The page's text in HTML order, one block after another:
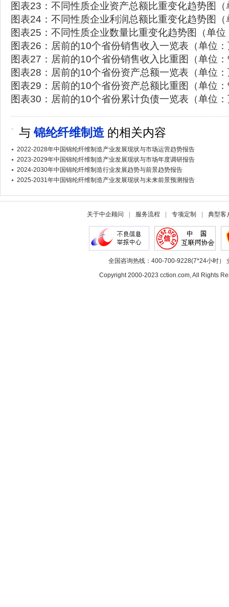
图表23：不同性质企业资产总额比重变化趋势图（
图表24：不同性质企业利润总额比重变化趋势图（
图表25：不同性质企业数量比重变化趋势图（单位
图表26：居前的10个省份销售收入一览表（单位
图表27：居前的10个省份销售收入比重图（单位
图表28：居前的10个省份资产总额一览表（单位
图表29：居前的10个省份资产总额比重图（单位
图表30：居前的10个省份累计负债一览表（单位
与锦纶纤维制造的相关内容
2022-2028年中国锦纶纤维制造产业发展现状与市场运营趋势报告
2023-2029年中国锦纶纤维制造产业发展现状与市场年度调研报告
2024-2030年中国锦纶纤维制造行业发展趋势与前景趋势报告
2025-2031年中国锦纶纤维制造产业发展现状与未来前景预测报告
关于中企顾问 服务流程 专项定制 典型客
全国咨询热线：400-700-9228(7*24小时）
Copyright 2000-2023 cction.com, All Rights